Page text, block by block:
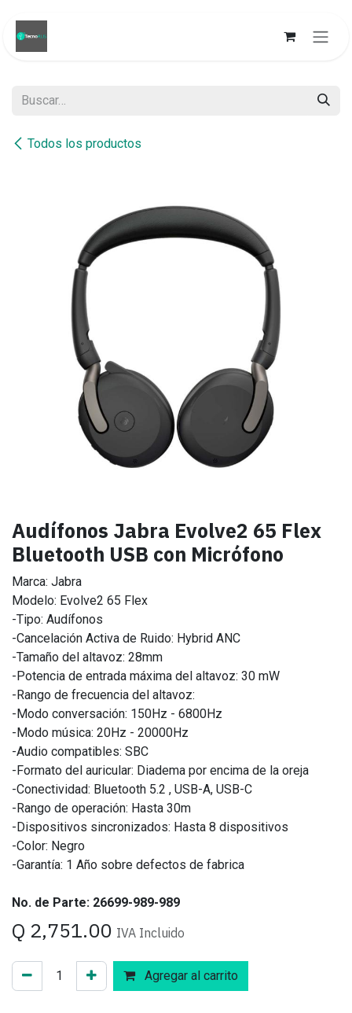
Todos los productos
Audífonos Jabra Evolve2 65 Flex
Bluetooth USB con Micrófono
Marca: Jabra
Modelo: Evolve2 65 Flex
-Tipo: Audífonos
-Cancelación Activa de Ruido: Hybrid ANC
-Tamaño del altavoz: 28mm
-Potencia de entrada máxima del altavoz: 30 mW
-Rango de frecuencia del altavoz:
-Modo conversación: 150Hz - 6800Hz
-Modo música: 20Hz - 20000Hz
-Audio compatibles: SBC
-Formato del auricular: Diadema por encima de la oreja
-Conectividad: Bluetooth 5.2 , USB-A, USB-C
-Rango de operación: Hasta 30m
-Dispositivos sincronizados: Hasta 8 dispositivos
-Color: Negro
-Garantía: 1 Año sobre defectos de fabrica
No. de Parte: 26699-989-989
Q 2,751.00 IVA Incluido
Agregar al carrito